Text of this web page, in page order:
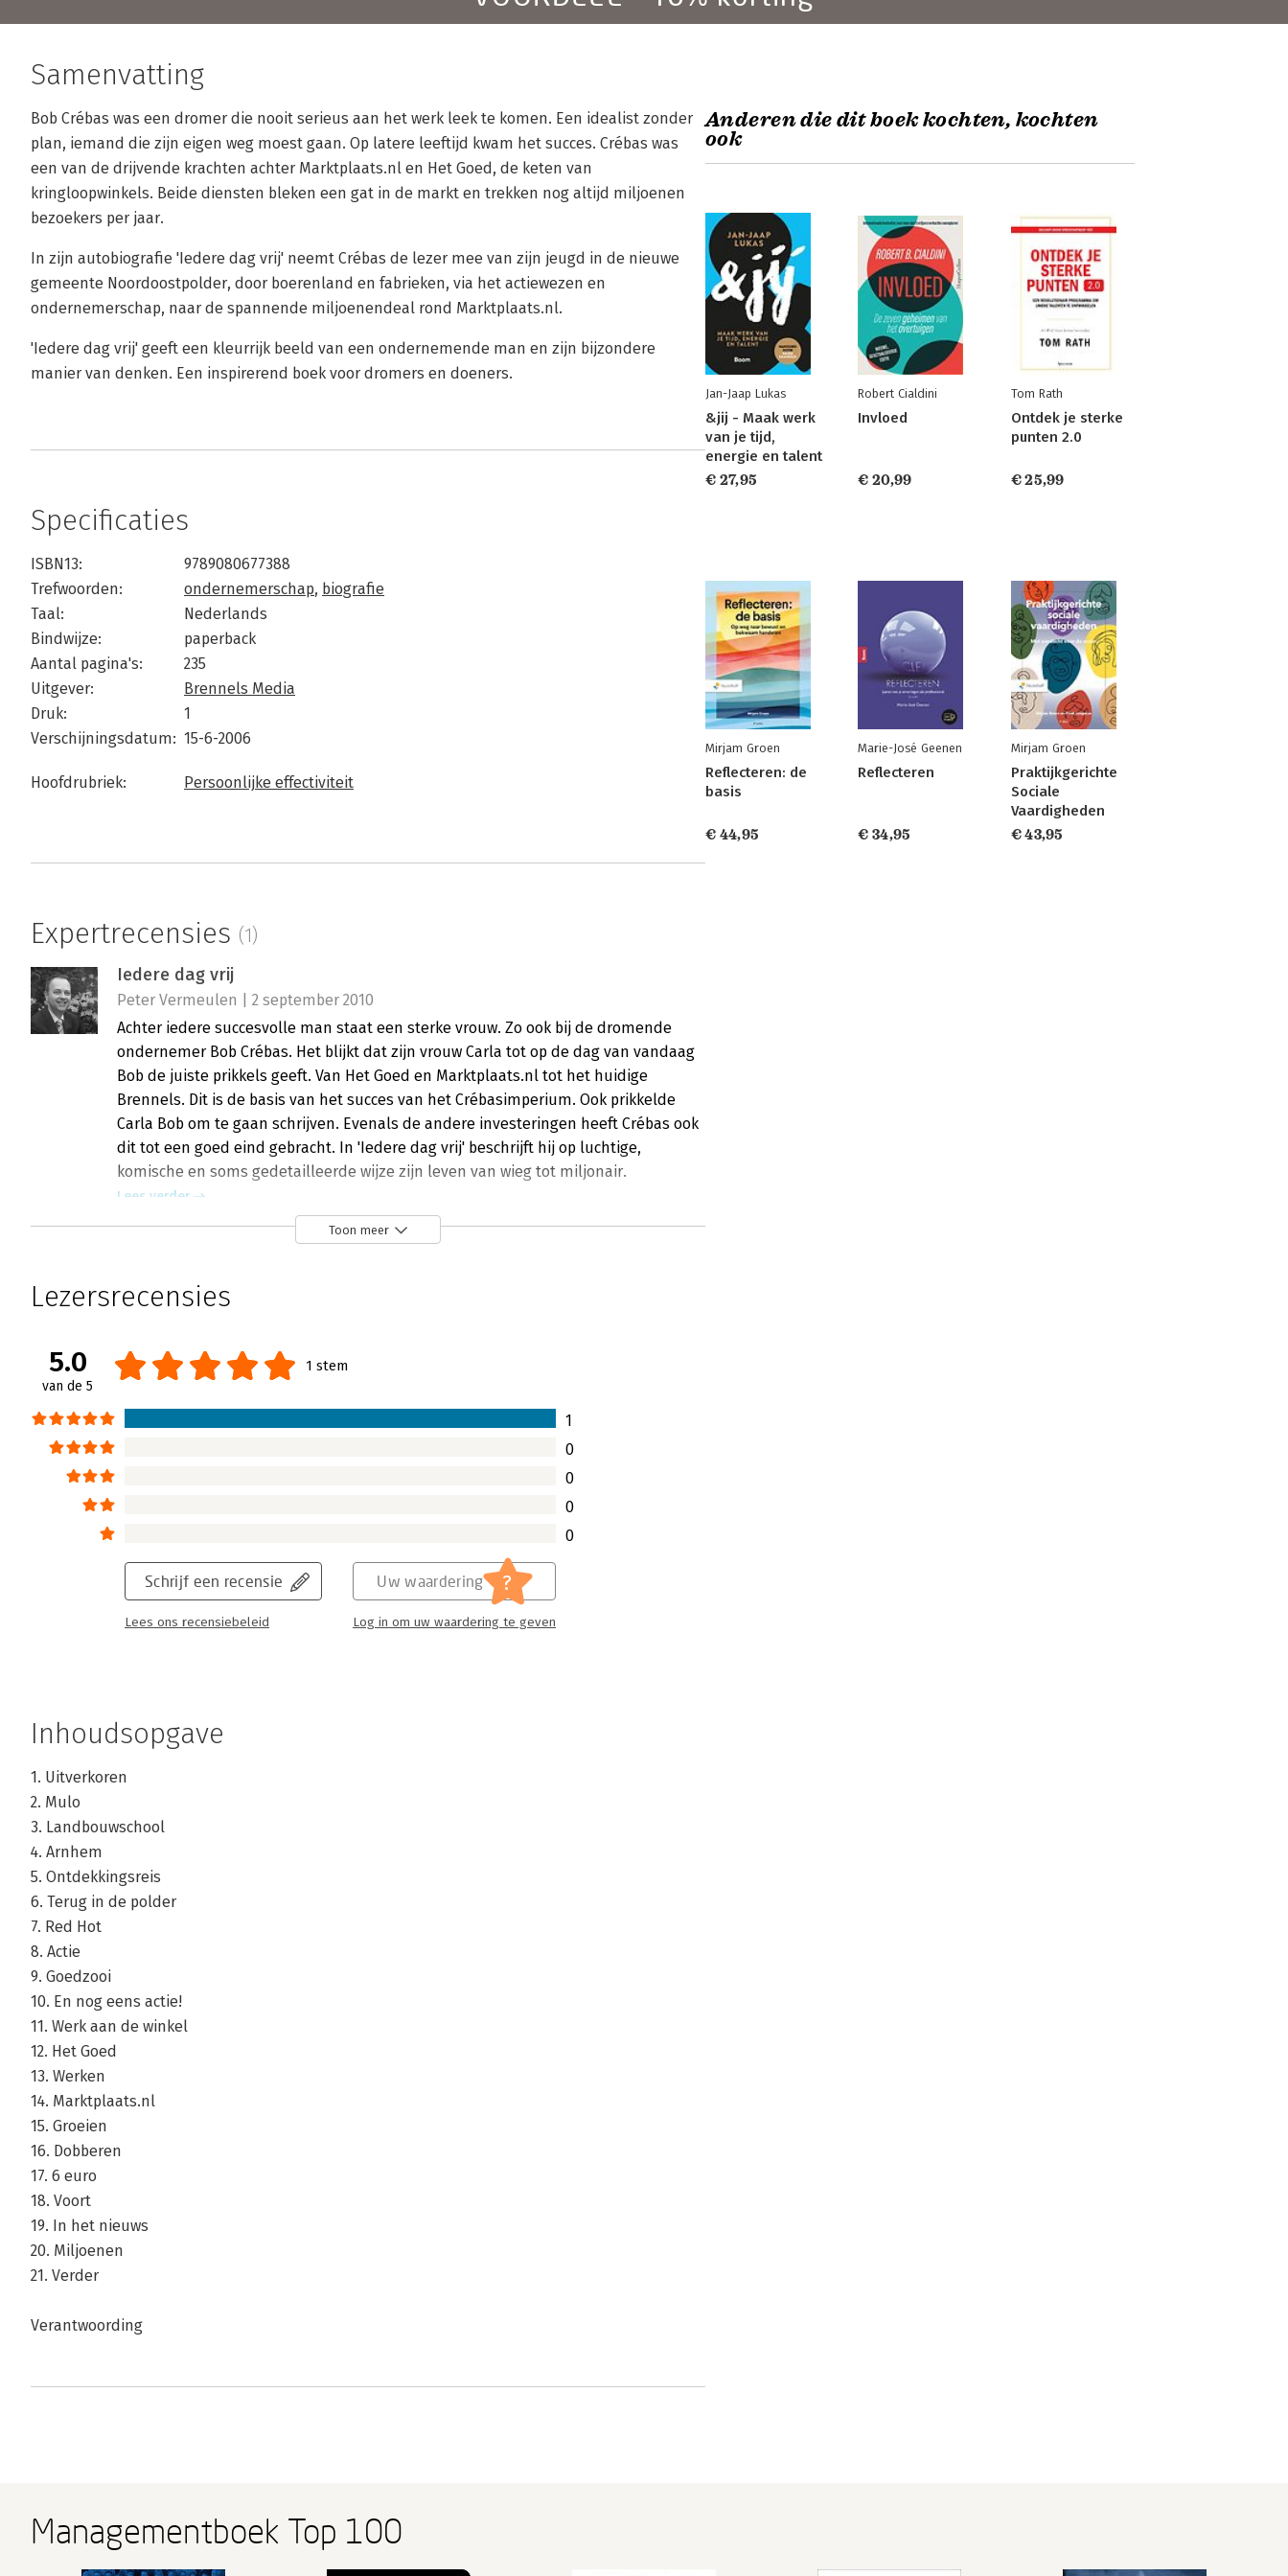
Samenvatting
Bob Crébas was een dromer die nooit serieus aan het werk leek te komen. Een idealist zonder
plan, iemand die zijn eigen weg moest gaan. Op latere leeftijd kwam het succes. Crébas was
een van de drijvende krachten achter Marktplaats.nl en Het Goed, de keten van
kringloopwinkels. Beide diensten bleken een gat in de markt en trekken nog altijd miljoenen
bezoekers per jaar.
In zijn autobiografie 'Iedere dag vrij' neemt Crébas de lezer mee van zijn jeugd in de nieuwe
gemeente Noordoostpolder, door boerenland en fabrieken, via het actiewezen en
ondernemerschap, naar de spannende miljoenendeal rond Marktplaats.nl.
'Iedere dag vrij' geeft een kleurrijk beeld van een ondernemende man en zijn bijzondere
manier van denken. Een inspirerend boek voor dromers en doeners.
Specificaties
ISBN13:
9789080677388
Trefwoorden:
ondernemerschap, biografie
Taal:
Nederlands
Bindwijze:
paperback
Aantal pagina's:
235
Uitgever:
Brennels Media
Druk:
1
Verschijningsdatum: 15-6-2006
Hoofdrubriek: Persoonlijke effectiviteit
Expertrecensies (1)
Iedere dag vrij
Peter Vermeulen | 2 september 2010
Achter iedere succesvolle man staat een sterke vrouw. Zo ook bij de dromende
ondernemer Bob Crébas. Het blijkt dat zijn vrouw Carla tot op de dag van vandaag
Bob de juiste prikkels geeft. Van Het Goed en Marktplaats.nl tot het huidige
Brennels. Dit is de basis van het succes van het Crébasimperium. Ook prikkelde
Carla Bob om te gaan schrijven. Evenals de andere investeringen heeft Crébas ook
dit tot een goed eind gebracht. In 'Iedere dag vrij' beschrijft hij op luchtige,
komische en soms gedetailleerde wijze zijn leven van wieg tot miljonair.
Lees verder
Toon meer
Lezersrecensies
5.0
van de 5
1 stem
1
0
0
0
0
Schrijf een recensie
Lees ons recensiebeleid
Uw waardering ?
Log in om uw waardering te geven
Inhoudsopgave
1. Uitverkoren
2. Mulo
3. Landbouwschool
4. Arnhem
5. Ontdekkingsreis
6. Terug in de polder
7. Red Hot
8. Actie
9. Goedzooi
10. En nog eens actie!
11. Werk aan de winkel
12. Het Goed
13. Werken
14. Marktplaats.nl
15. Groeien
16. Dobberen
17. 6 euro
18. Voort
19. In het nieuws
20. Miljoenen
21. Verder
Verantwoording
Anderen die dit boek kochten, kochten
ook
Jan-Jaap Lukas
&jij - Maak werk
van je tijd,
energie en talent
€ 27,95
Robert Cialdini
Invloed
€ 20,99
Tom Rath
Ontdek je sterke
punten 2.0
€ 25,99
Mirjam Groen
Reflecteren: de
basis
€ 44,95
Marie-José Geenen
Reflecteren
€ 34,95
Mirjam Groen
Praktijkgerichte
Sociale
Vaardigheden
€ 43,95
Managementboek Top 100